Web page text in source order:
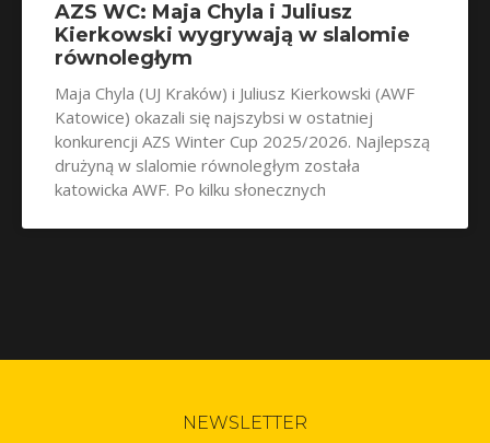
AZS WC: Maja Chyla i Juliusz
Kierkowski wygrywają w slalomie
równoległym
Maja Chyla (UJ Kraków) i Juliusz Kierkowski (AWF
Katowice) okazali się najszybsi w ostatniej
konkurencji AZS Winter Cup 2025/2026. Najlepszą
drużyną w slalomie równoległym została
katowicka AWF. Po kilku słonecznych
NEWSLETTER